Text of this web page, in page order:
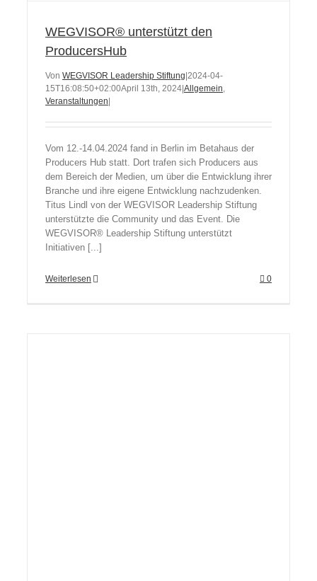
WEGVISOR® unterstützt den
ProducersHub
Von WEGVISOR Leadership Stiftung 2024-04-
15T16:08:50+02:00April 13th, 2024 Allgemein,
Veranstaltungen
Vom 12.-14.04.2024 fand in Berlin im Betahaus der
Producers Hub statt. Dort trafen sich Producers aus
dem Bereich der Medien, um über die Entwicklung ihrer
Branche und ihre eigene Entwicklung nachzudenken.
Titus Lindl von der WEGVISOR Leadership Stiftung
unterstützte die Community und das Event. Die
WEGVISOR® Leadership Stiftung unterstützt
Initiativen [...]
Weiterlesen 0